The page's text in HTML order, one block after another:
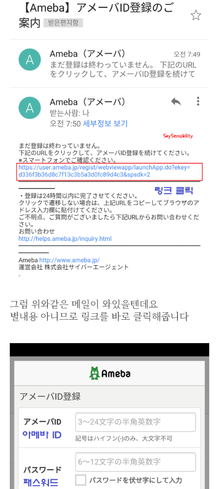
그럼 위와같은 메일이 와있을텐데요
별내용 아니므로 링크를 바로 클릭해줍니다